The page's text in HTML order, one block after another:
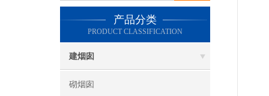
产品分类
PRODUCT CLASSIFICATION
建烟囱
砌烟囱